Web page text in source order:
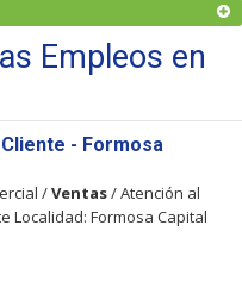
Empleos en
- Formosa
/Ventas/ Atención al
Localidad: Formosa Capital